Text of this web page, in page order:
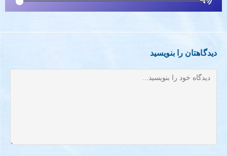
دیدگاهتان را بنویسید